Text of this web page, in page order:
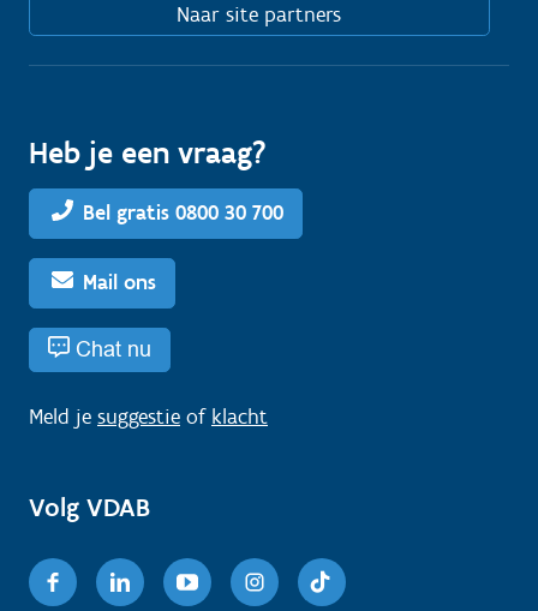
Naar site partners
Heb je een vraag?
Bel gratis 0800 30 700
Mail ons
Chat nu
Meld je suggestie of klacht
Volg VDAB
FacebookLinkedinYoutubeInstagram